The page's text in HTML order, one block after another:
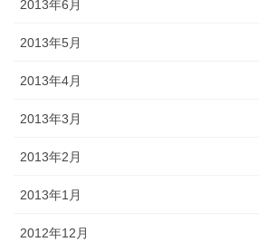
2013年6月
2013年5月
2013年4月
2013年3月
2013年2月
2013年1月
2012年12月